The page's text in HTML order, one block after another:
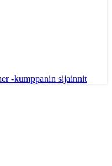
-kumppanin sijainnit